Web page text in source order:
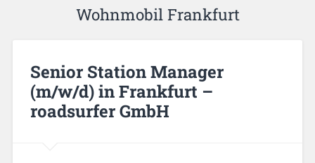
Wohnmobil Frankfurt
Senior Station Manager
(m/w/d) in Frankfurt –
roadsurfer GmbH